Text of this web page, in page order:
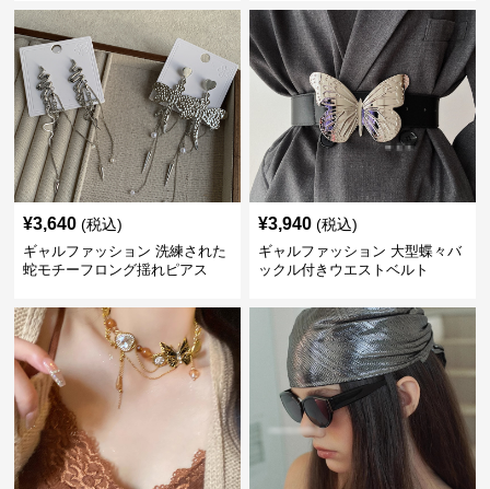
¥3,640 (税込)
ギャルファッション 洗練された
蛇モチーフロング揺れピアス
¥3,940 (税込)
ギャルファッション 大型蝶々バ
ックル付きウエストベルト